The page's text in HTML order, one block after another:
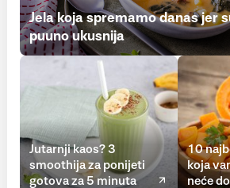
Jela koja spremamo danas jer
puuno ukusnija
Jutarnji kaos? 3
smoothija za ponijeti
gotova za 5 minuta
10
koja
neće